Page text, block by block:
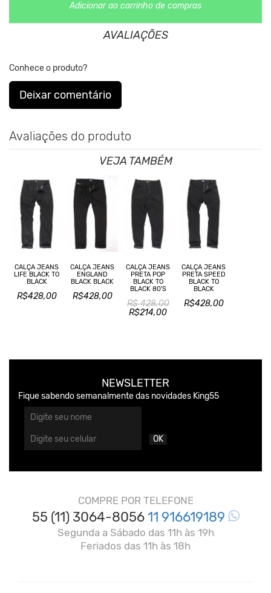
Clique aquiPara saber mais sobre a manutenção de suas
Nos Produtos da King55 não se utilizam nenhum material de
origem animal. Além disso, sustentabilidade é algo que está no
DNA da marca desde sua fundação.
Adicionar ao carrinho de compras
AVALIAÇÕES
Conhece o produto?
Deixar comentário
Avaliações do produto
VEJA TAMBÉM
CALÇA JEANS
LIFE BLACK TO
BLACK
R$428,00
CALÇA JEANS
ENGLAND
BLACK BLACK
R$428,00
CALÇA JEANS
PRETA POP
BLACK TO
BLACK 80'S
R$ 428,00
R$214,00
CALÇA JEANS
PRETA SPEED
BLACK TO
BLACK
R$428,00
NEWSLETTER
Fique sabendo semanalmente das novidades King55
OK
COMPRE POR TELEFONE
55 (11) 3064-805611 916619189
Segunda a Sábado das 11h às 19h
Feriados das 11h às 18h